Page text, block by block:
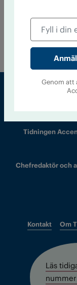
Sveriges
Tidningen
Chefredaktör och
Kontakt Om
Läs
Genom att